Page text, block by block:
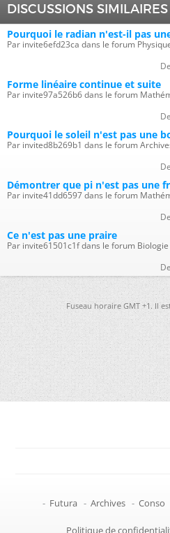
DISCUSSIONS SIMILAIRES
Pourquoi le radian n'est-il pas
Par invite6efd23ca dans le forum
Forme linéaire continue et suite
Par invite97a526b6 dans le forum
Pourquoi le soleil n'est pas une
Par invited8b269b1 dans le forum
Démontrer que pi n'est pas une
Par invite41dd6597 dans le forum
Ce n'est pas une praire
Par invite61501c1f dans le forum Biologie
Fuseau horaire GMT +1. Il
- Futura - Archives - Conso
Politique de